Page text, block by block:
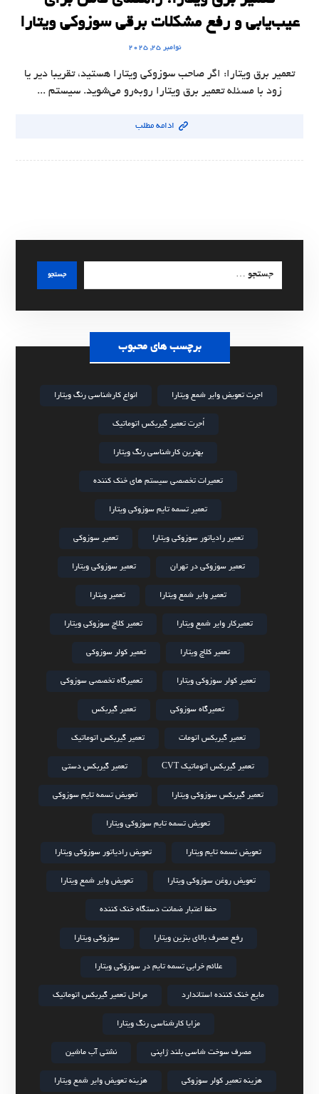
عیب‌یابی و رفع مشکلات برقی سوزوکی ویتارا
نوامبر ۲۵, ۲۰۲۵
تعمیر برق ویتارا: اگر صاحب سوزوکی ویتارا هستید، تقریبا دیر یا
زود با مسئله تعمیر برق ویتارا روبه‌رو می‌شوید. سیستم ...
ادامه مطلب
جستجو
برچسب های محبوب
اجرت تعویض وایر شمع ویتارا انواع کارشناسی رنگ ویتارا
اُجرت تعمیر گیربکس اتوماتیک
بهترین کارشناسی رنگ ویتارا
تعمیرات تخصصی سیستم های خنک کننده
تعمیر تسمه تایم سوزوکی ویتارا
تعمیر رادیاتور سوزوکی ویتارا تعمیر سوزوکی
تعمیر سوزوکی در تهران تعمیر سوزوکی ویتارا
تعمیر وایر شمع ویتارا تعمیر ویتارا
تعمیرکار وایر شمع ویتارا تعمیر کلاچ سوزوکی ویتارا
تعمیر کلاچ ویتارا تعمیر کولر سوزوکی
تعمیر کولر سوزوکی ویتارا تعمیرگاه تخصصی سوزوکی
تعمیرگاه سوزوکی تعمیر گیربکس
تعمیر گیربکس اتومات تعمیر گیربکس اتوماتیک
تعمیر گیربکس اتوماتیک CVT تعمیر گیربکس دستی
تعمیر گیربکس سوزوکی ویتارا تعویض تسمه تایم سوزوکی
تعویض تسمه تایم سوزوکی ویتارا
تعویض تسمه تایم ویتارا تعویض رادیاتور سوزوکی ویتارا
تعویض روغن سوزوکی ویتارا تعویض وایر شمع ویتارا
حفظ اعتبار ضمانت دستگاه خنک کننده
رفع مصرف بالای بنزین ویتارا سوزوکی ویتارا
علائم خرابی تسمه تایم در سوزوکی ویتارا
مایع خنک کننده استاندارد مراحل تعمیر گیربکس اتوماتیک
مزایا کارشناسی رنگ ویتارا
مصرف سوخت شاسی بلند ژاپنی نشتی آب ماشین
هزینه تعمیر کولر سوزوکی هزینه تعویض وایر شمع ویتارا